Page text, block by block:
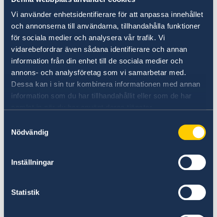
Vi använder enhetsidentifierare för att anpassa innehållet
och annonserna till användarna, tillhandahålla funktioner
för sociala medier och analysera vår trafik. Vi
vidarebefordrar även sådana identifierare och annan
information från din enhet till de sociala medier och
annons- och analysföretag som vi samarbetar med.
Dessa kan i sin tur kombinera informationen med annan
information som du har tillhandahållit eller som de har
Nödvändig
Inställningar
Statistik
Sedan Rysslands storskaliga invasion av
Ukraina i februari 2022 har det svenska stödet
till Ukraina uppgått till cirka 30 miljarder
kronor. Sverige har försett Ukraina med bland
annat militärt stöd, avancerade vapensystem,
och humanitärt och finansiellt stöd. Sverige
stödjer också Ukrainas EU-närmande.
Sveriges medlemskap i Nato
Det kommande medlemskapet i Nato innebär
en ny svensk utrikes- och säkerhetspolitisk
medlem i Nato. Med Sverige i Nato kommer